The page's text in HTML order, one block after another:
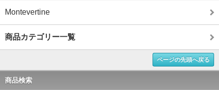
Montevertine
商品カテゴリー一覧
ページの先頭へ戻る
商品検索